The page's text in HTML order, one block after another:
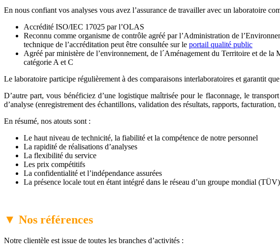
En nous confiant vos analyses vous avez l’assurance de travailler avec un laboratoire
Accrédité ISO/IEC 17025 par l’OLAS
Reconnu comme organisme de contrôle agréé par l’Administration de
technique de l’accréditation peut être consultée sur le portail qualité public
Agréé par ministère de l’environnement, de l´Aménagement du Territoire et de
catégorie A et C
Le laboratoire participe régulièrement à des comparaisons interlaboratoires et garantit
D’autre part, vous bénéficiez d’une logistique maîtrisée pour le flaconnage, le
d’analyse (enregistrement des échantillons, validation des résultats, rapports,
En résumé, nos atouts sont :
Le haut niveau de technicité, la fiabilité et la compétence de notre personnel
La rapidité de réalisations d’analyses
La flexibilité du service
Les prix compétitifs
La confidentialité et l’indépendance assurées
La présence locale tout en étant intégré dans le réseau d’un groupe mondial (TÜV)
▼ Nos références
Notre clientèle est issue de toutes les branches d’activités :